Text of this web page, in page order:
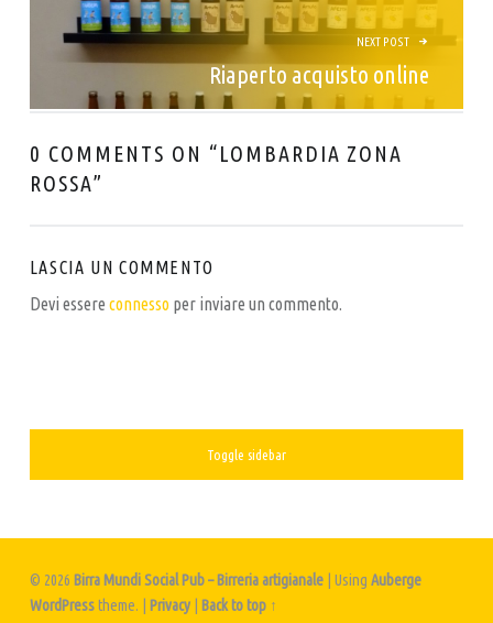
NEXT POST
Riaperto acquisto online
0 COMMENTS ON “LOMBARDIA ZONA
ROSSA”
LASCIA UN COMMENTO
Devi essere connessoper inviare un commento.
SIDEBAR
Toggle sidebar
© 2026 Birra Mundi Social Pub – Birreria artigianale Using Auberge
WordPresstheme. Privacy Back to top ↑